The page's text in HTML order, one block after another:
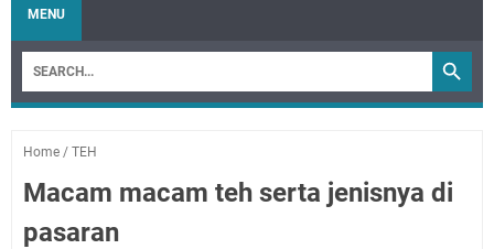
MENU
Home / TEH
Macam macam teh serta jenisnya di
pasaran